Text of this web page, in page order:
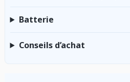
Batterie
Conseils d’achat